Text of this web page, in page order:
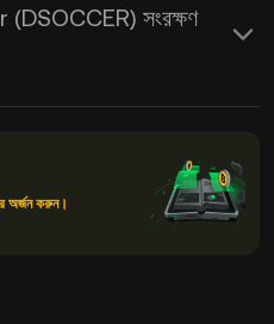
সংরক্ষণ
অর্জন করুন।